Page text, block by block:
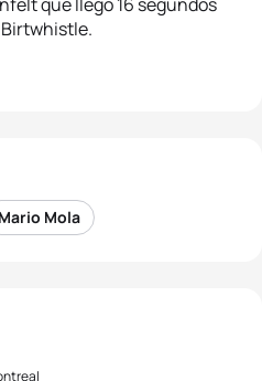
Mario Mola